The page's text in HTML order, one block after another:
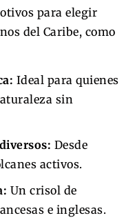
para elegir
del Caribe, como
Ideal para quienes
sin
Desde
activos.
Un crisol de
e inglesas.